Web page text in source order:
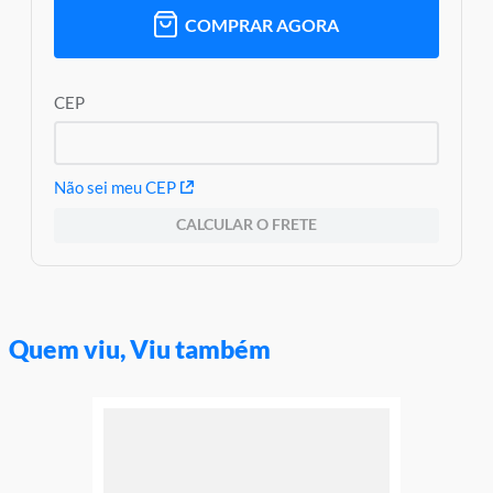
COMPRAR AGORA
CEP
Não sei meu CEP
CALCULAR O FRETE
Quem viu, Viu também